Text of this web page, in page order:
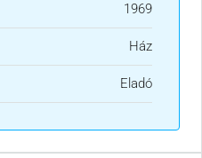
1969
Ház
Eladó